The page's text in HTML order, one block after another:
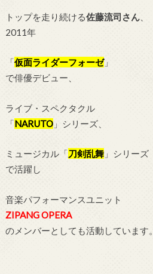
トップを走り続ける佐藤流司さん、
2011年
「仮面ライダーフォーゼ」
で俳優デビュー、
ライブ・スペクタクル
「NARUTO」シリーズ、
ミュージカル「刀剣乱舞」シリーズ
で活躍し
音楽パフォーマンスユニット
ZIPANG OPERA
のメンバーとしても活動しています。